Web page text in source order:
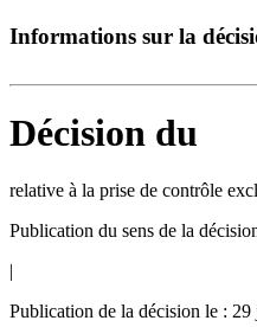
Informations sur la
Décision du
relative à la prise de contrôle
Publication du sens de la
Publication de la décision le :